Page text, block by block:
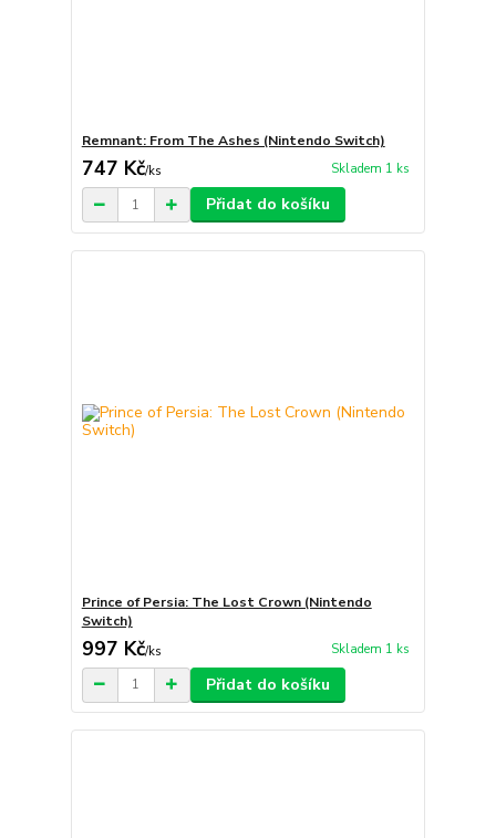
Remnant: From The Ashes (Nintendo Switch)
747 Kč/ks Skladem 1 ks
Přidat do košíku
Prince of Persia: The Lost Crown (Nintendo
Switch)
997 Kč/ks Skladem 1 ks
Přidat do košíku